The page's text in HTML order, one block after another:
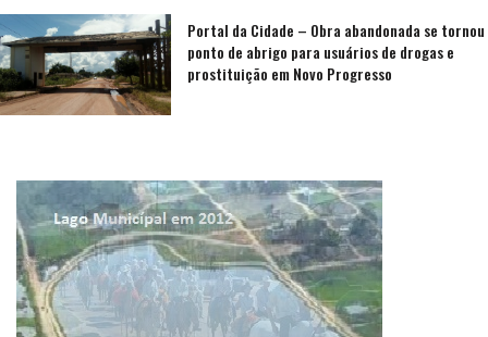
Portal da Cidade – Obra abandonada se tornou
ponto de abrigo para usuários de drogas e
prostituição em Novo Progresso